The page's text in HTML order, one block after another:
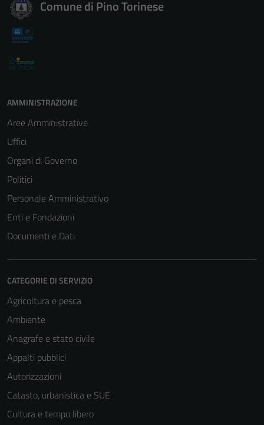
Comune di Pino Torinese
AMMINISTRAZIONE
Aree Amministrative
Uffici
Organi di Governo
Politici
Personale Amministrativo
Enti e Fondazioni
Documenti e Dati
CATEGORIE DI SERVIZIO
Agricoltura e pesca
Ambiente
Anagrafe e stato civile
Appalti pubblici
Autorizzazioni
Catasto, urbanistica e SUE
Cultura e tempo libero